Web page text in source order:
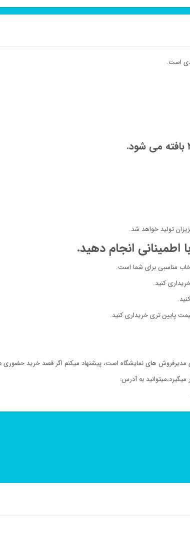
است.
تولید خواهد شد.
اطمینانی انجام دهید.
مناسبی برای شما است.
کنید.
پایین تری خریداری کنید.
های نمایشگاه است، پیشنهاد میکنم اگر قصد خرید حضوری
میگیرد،میتوانید به آدرس: